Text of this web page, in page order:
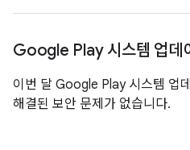
Google Play 시스템 업데
이번 달 Google Play 시스템 업
해결된 보안 문제가 없습니다.